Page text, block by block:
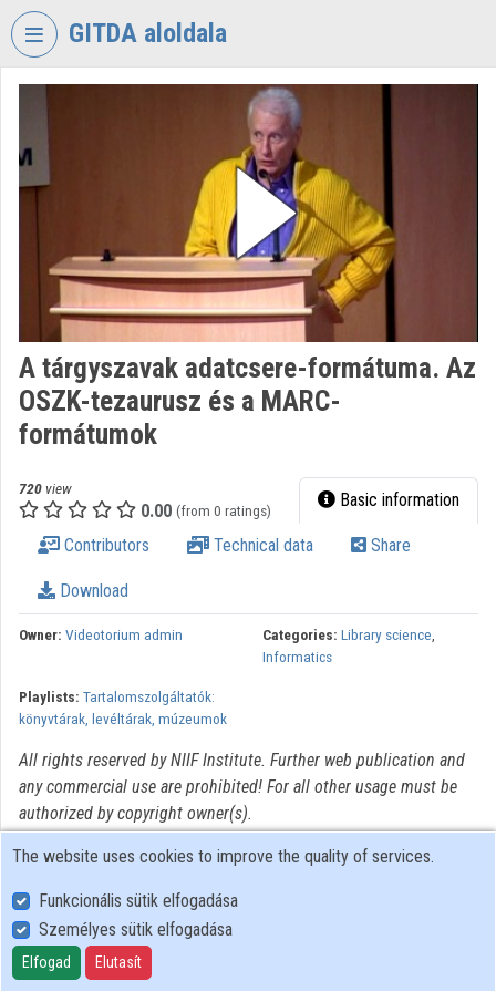
Skip header
GITDA aloldala
GOVERNMENTAL
INFORMATION-
AGENCY
Organization home
Organization discovery
Categories
Organization playlists
Organizations
Contributors
A tárgyszavak adatcsere-formátuma. Az
OSZK-tezaurusz és a MARC-
formátumok
720 view
0.00 (from 0 ratings) Basic information
Contributors Technical data Share
Download
Owner: Videotorium admin Categories: Library science,
Informatics
Playlists: Tartalomszolgáltatók:
könyvtárak, levéltárak, múzeumok
All rights reserved by NIIF Institute. Further web publication and
any commercial use are prohibited! For all other usage must be
authorized by copyright owner(s).
User Policy
Adatkezelési tájékoztató (en)
Cookie Policy
The website uses cookies to improve the quality of services.
Funkcionális sütik elfogadása
Személyes sütik elfogadása
Elfogad Elutasít